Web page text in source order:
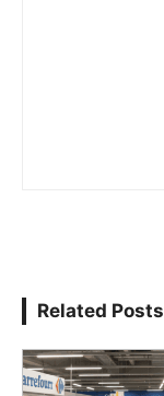
Related Posts